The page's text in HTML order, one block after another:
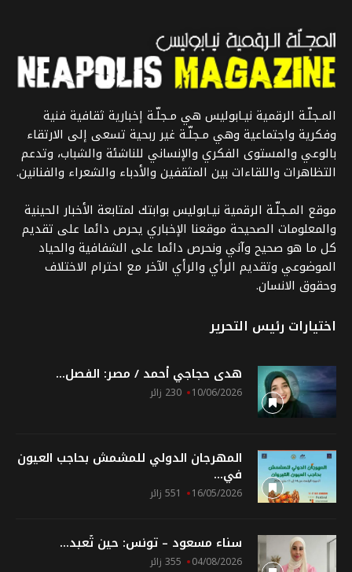
المـجلّـة الرقمية نيـابوليس هي مـجلّـة إخبارية ثقافية فنية
وفكرية واجتماعية وهي مـجلّـة غير ربحية تسعى إلى الارتقاء
بالوعي والمستوى الفكري والإنساني للناشئة والشباب، وتدعم
التظاهرات واللقاءات بين المثقفين والأدباء والشعراء والفنانين.
موقع المـجلّـة الرقمية نيـابوليس بوابتك لمتابعة الأخبار الحينية
والمعلومات الصحيحة موقعنا الإخباري يحرص دائما على تقديم
كل ما هو صحيح وآني ونحرص دائما على الشفافية والحياد
الموضوعي وتقديم الرأي والرأي الآخر مع احترام الاختلاف
وحقوق الانسان.
اختيارات رئيس التحرير
هدى حجاجي أحمد / مصر: الفصل...
10/06/2026 230 زائر
المهرجان الدولي للمشمش بحاجب العيون
في...
16/05/2026 551 زائر
سناء مسعود – تونس: حين تُعبد...
04/08/2026 355 زائر